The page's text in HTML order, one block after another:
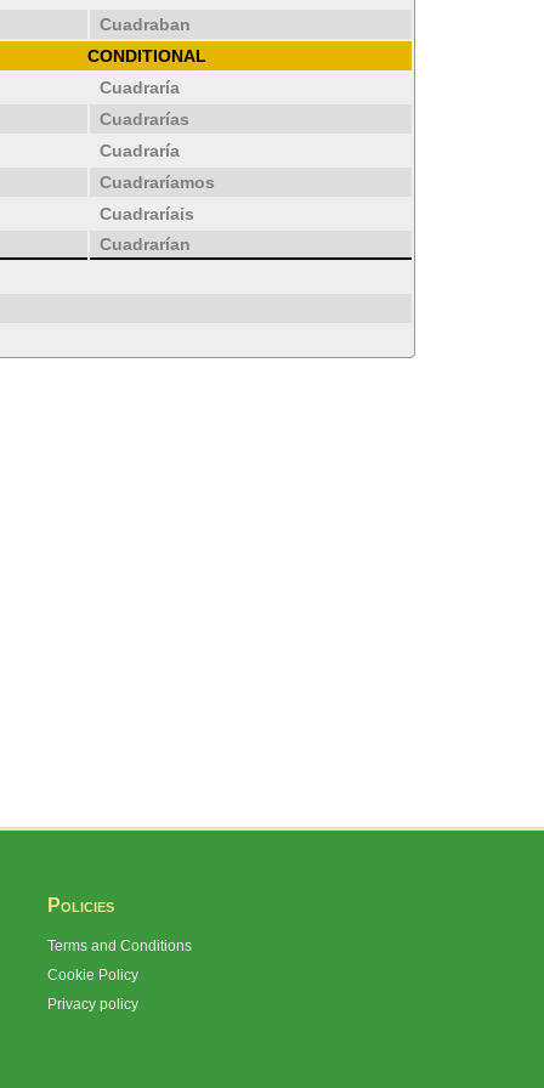
Cuadraban
CONDITIONAL
Cuadraría
Cuadrarías
Cuadraría
Cuadraríamos
Cuadraríais
Cuadrarían
Policies
Terms and Conditions
Cookie Policy
Privacy policy